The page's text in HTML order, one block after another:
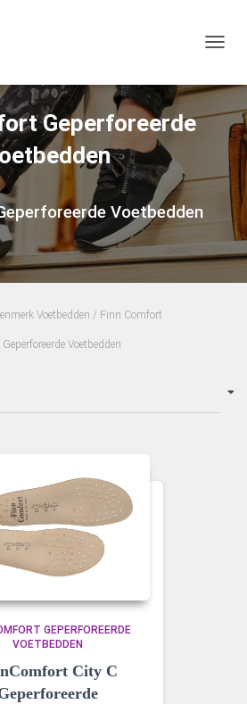
Geperforeerde
Voetbedden
Voetbedden / Finn Comfort
Voetbedden
GEPERFOREERDE
VOETBEDDEN
City C